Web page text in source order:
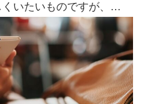
いたいものですが、
世代ご